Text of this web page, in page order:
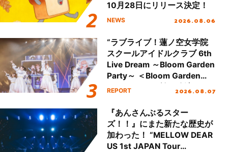
10月28日にリリース決定！
NEWS 2026.08.06
“ラブライブ！蓮ノ空女学院
スクールアイドルクラブ 6th
Live Dream ～Bloom Garden
Party～ ＜Bloom Garden
Party Stage／埼玉公演＞”
REPORT 2026.08.07
『あんさんぶるスター
ズ！！』にまた新たな歴史が
加わった！ “MELLOW DEAR
US 1st JAPAN Tour